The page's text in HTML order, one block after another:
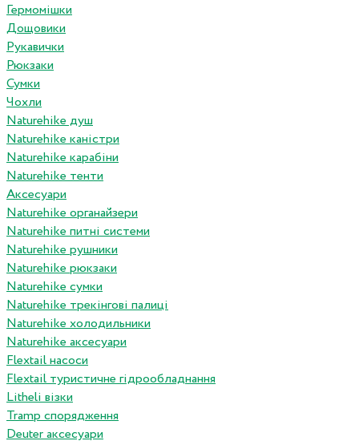
Гермомішки
Дощовики
Рукавички
Рюкзаки
Сумки
Чохли
Naturehike душ
Naturehike каністри
Naturehike карабіни
Naturehike тенти
Аксесуари
Naturehike органайзери
Naturehike питні системи
Naturehike рушники
Naturehike рюкзаки
Naturehike сумки
Naturehike трекінгові палиці
Naturehike холодильники
Naturehike аксесуари
Flextail насоси
Flextail туристичне гідрообладнання
Litheli візки
Tramp спорядження
Deuter аксесуари